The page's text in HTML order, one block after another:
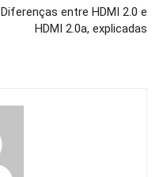
Diferenças entre HDMI 2.0 e
HDMI 2.0a, explicadas